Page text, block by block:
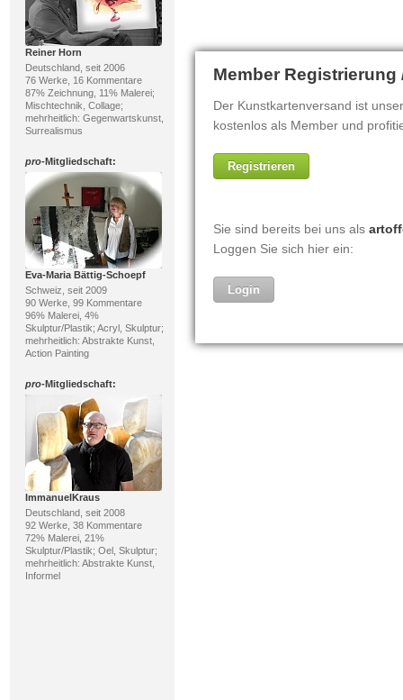
Reiner Horn
Deutschland, seit 2006
76 Werke, 16 Kommentare
87% Zeichnung, 11% Malerei;
Mischtechnik, Collage;
mehrheitlich: Gegenwartskunst,
Surrealismus
pro-Mitgliedschaft:
Eva-Maria Bättig-Schoepf
Schweiz, seit 2009
90 Werke, 99 Kommentare
96% Malerei, 4%
Skulptur/Plastik; Acryl, Skulptur;
mehrheitlich: Abstrakte Kunst,
Action Painting
pro-Mitgliedschaft:
ImmanuelKraus
Deutschland, seit 2008
92 Werke, 38 Kommentare
72% Malerei, 21%
Skulptur/Plastik; Oel, Skulptur;
mehrheitlich: Abstrakte Kunst,
Informel